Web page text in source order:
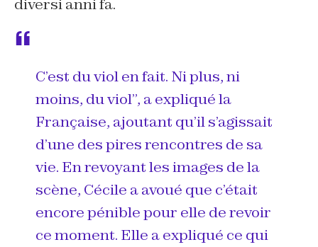
diversi anni fa.
C’est du viol en fait. Ni plus, ni
moins, du viol”, a expliqué la
Française, ajoutant qu’il s’agissait
d’une des pires rencontres de sa
vie. En revoyant les images de la
scène, Cécile a avoué que c’était
encore pénible pour elle de revoir
ce moment. Elle a expliqué ce qui